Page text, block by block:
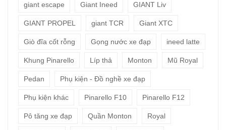
giant escape Giant Ineed GIANT Liv
GIANT PROPEL giant TCR Giant XTC
Giò đĩa cốt rỗng Gọng nước xe đạp ineed latte
Khung Pinarello Líp thả Monton Mũ Royal
Pedan Phụ kiện - Đồ nghề xe đạp
Phụ kiện khác Pinarello F10 Pinarello F12
Pô tăng xe đạp Quần Monton Royal